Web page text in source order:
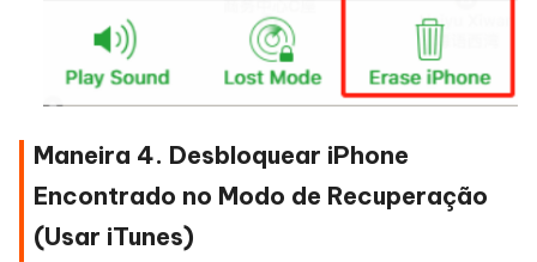
Maneira 4. Desbloquear iPhone
Encontrado no Modo de Recuperação
(Usar iTunes)